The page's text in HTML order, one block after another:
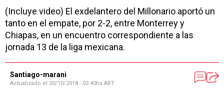
(Incluye video) El exdelantero del Millonario aportó un
tanto en el empate, por 2-2, entre Monterrey y
Chiapas, en un encuentro correspondiente a las
jornada 13 de la liga mexicana.
Santiago-marani
Actualizado el 20/10/2018 - 02:40hs ART